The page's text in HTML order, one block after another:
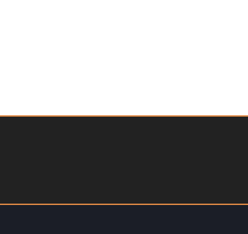
franquicia ateniense y benefíciese de…